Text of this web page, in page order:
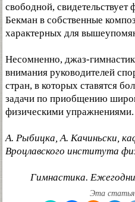
свободной,
Бекман в собственные
характерных для
Несомненно, джаз-
внимания руководителей
стран, в которых ставятся
задачи по приобщению
физическими упражнениями.
А. Рыбицка, А. Качиньски,
Вроцлавского института
Гимнастика.
Эта статья